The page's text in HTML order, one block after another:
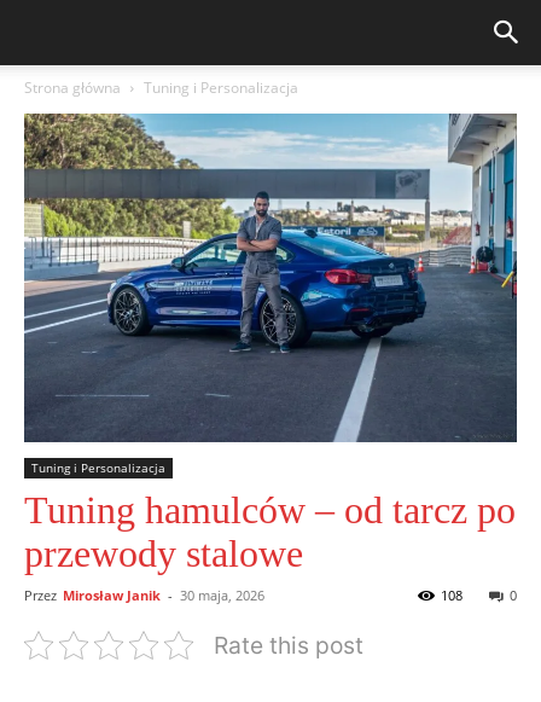
Strona główna Tuning i Personalizacja
Tuning i Personalizacja
Tuning hamulców – od tarcz po
przewody stalowe
Przez Mirosław Janik - 30 maja, 2026 0
108
Rate this post